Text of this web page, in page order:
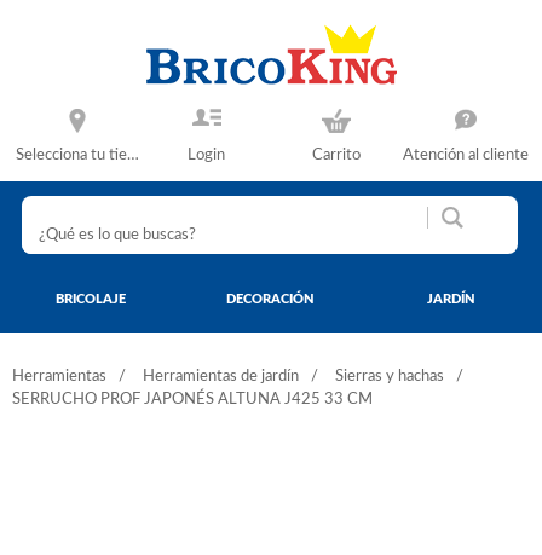
Selecciona tu tienda Login Carrito Atención al cliente
BRICOLAJE DECORACIÓN JARDÍN
Herramientas Herramientas de jardín
Sierras y hachas
SERRUCHO PROF JAPONÉS ALTUNA J425 33 CM